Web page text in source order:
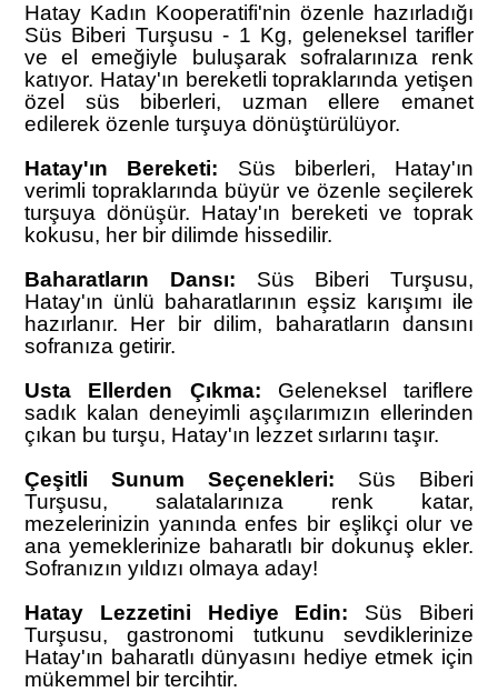
Hatay Kadın Kooperatifi'nin özenle hazırladığı
Süs Biberi Turşusu - 1 Kg, geleneksel tarifler
ve el emeğiyle buluşarak sofralarınıza renk
katıyor. Hatay'ın bereketli topraklarında yetişen
özel süs biberleri, uzman ellere emanet
edilerek özenle turşuya dönüştürülüyor.
Hatay'ın Bereketi: Süs biberleri, Hatay'ın
verimli topraklarında büyür ve özenle seçilerek
turşuya dönüşür. Hatay'ın bereketi ve toprak
kokusu, her bir dilimde hissedilir.
Baharatların Dansı: Süs Biberi Turşusu,
Hatay'ın ünlü baharatlarının eşsiz karışımı ile
hazırlanır. Her bir dilim, baharatların dansını
sofranıza getirir.
Usta Ellerden Çıkma: Geleneksel tariflere
sadık kalan deneyimli aşçılarımızın ellerinden
çıkan bu turşu, Hatay'ın lezzet sırlarını taşır.
Çeşitli Sunum Seçenekleri: Süs Biberi
Turşusu, salatalarınıza renk katar,
mezelerinizin yanında enfes bir eşlikçi olur ve
ana yemeklerinize baharatlı bir dokunuş ekler.
Sofranızın yıldızı olmaya aday!
Hatay Lezzetini Hediye Edin: Süs Biberi
Turşusu, gastronomi tutkunu sevdiklerinize
Hatay'ın baharatlı dünyasını hediye etmek için
mükemmel bir tercihtir.